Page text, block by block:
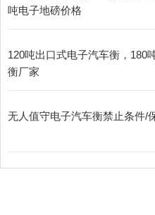
吨电子地磅价格
120吨出口式电子汽车衡，180
衡厂家
无人值守电子汽车衡禁止条件/